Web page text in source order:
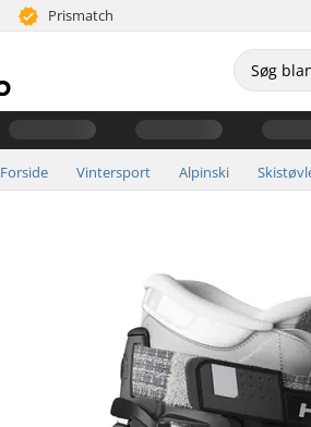
Prismatch
Forside Vintersport Alpinski